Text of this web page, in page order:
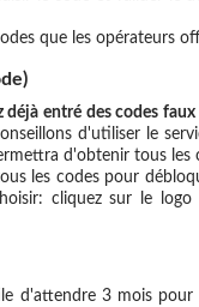
que les opérateurs
déjà entré des codes faux
d'utiliser le
d'obtenir tous les
les codes pour
cliquez sur le logo
d'attendre 3 mois